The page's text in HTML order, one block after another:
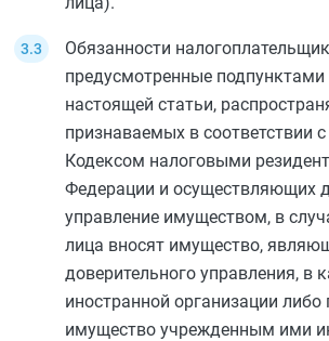
Обязанности
предусмотренные подпунктами
настоящей статьи,
признаваемых в соответствии
Кодексом налоговыми
Федерации и осуществляющих
управление имуществом, в
лица вносят имущество,
доверительного управления, в
иностранной организации либо
имущество учрежденным ими